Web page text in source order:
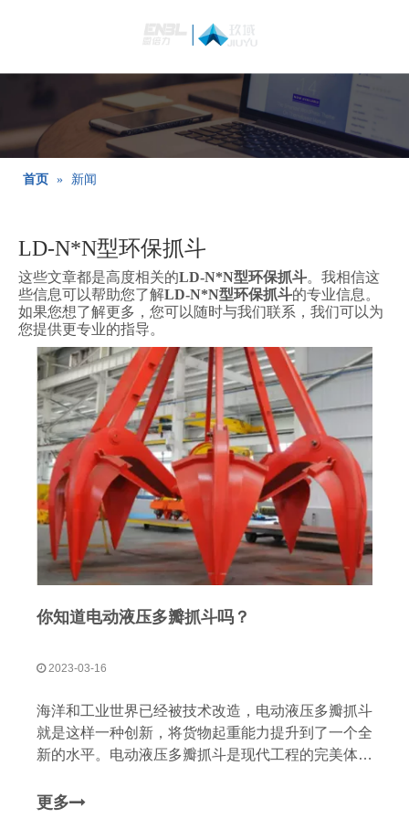
日本語
Pусский
首页 » 新闻
LD-N*N型环保抓斗
这些文章都是高度相关的LD-N*N型环保抓斗。我相信这
些信息可以帮助您了解LD-N*N型环保抓斗的专业信息。
如果您想了解更多，您可以随时与我们联系，我们可以为
您提供更专业的指导。
你知道电动液压多瓣抓斗吗？
2023-03-16
海洋和工业世界已经被技术改造，电动液压多瓣抓斗
就是这样一种创新，将货物起重能力提升到了一个全
新的水平。电动液压多瓣抓斗是现代工程的完美体
更多